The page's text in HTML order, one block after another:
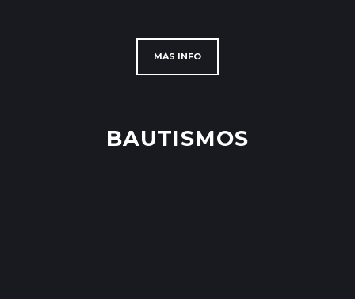
MÁS INFO
BAUTISMOS